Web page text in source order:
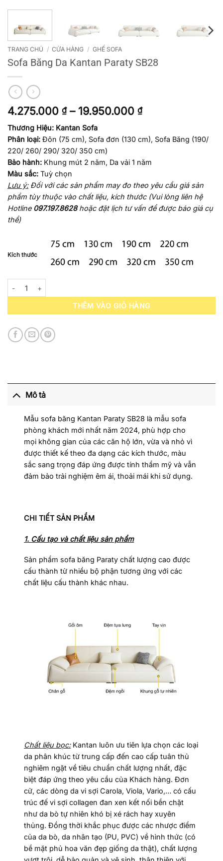
TRANG CHỦ / CỬA HÀNG / GHẾ SOFA
Sofa Băng Da Kantan Paraty SB28
4.275.000 ₫ – 19.950.000 ₫Khoảng
4.275.000 ₫
19.950.000 ₫
Thương Hiệu: Kantan Sofa
Phân loại: Đôn (75 cm), Sofa đơn (130 cm), Sofa Băng (190/
220/ 260/ 290/ 320/ 350 cm)
Bảo hành: Khung mút 2 năm, Da vải 1 năm
Màu sắc: Tuỳ chọn
Lưu ý: Đối với các sản phẩm may đo theo yêu cầu giá sản
phẩm tùy thuộc vào chất liệu, kích thước(Vui lòng liên hệ
Hotline 097.197.8628hoặc đặt lịch tư vấn để được báo giá cụ
thể)
Kích thước
THÊM VÀO GIỎ HÀNG
Mô tả
Mẫu sofa băng Kantan Paraty SB28 là mẫu sofa
phòng khách mới nhất năm 2024, phù hợp cho
mọi không gian của các căn hộ lớn, vừa và nhỏ vì
được thiết kế theo đa dạng các kích thước, màu
sắc sang trọng đáp ứng được tính thẩm mỹ và vẫn
đảm bảo trải nghiệm êm ái, thoải mái khi sử dụng.
CHI TIẾT SẢN PHẨM
1. Cấu tạo và chất liệu sản phẩm
Sản phẩm sofa băng Paraty chất lượng cao được
cấu thành từ nhiều bộ phận tương ứng với các
chất liệu cấu thành khác nhau.
Chất liệu bọc:Kantan luôn ưu tiên lựa chọn các loại
da phân khúc từ trung cấp đến cao cấp tuân thủ
nghiêm ngặt về tiêu chuẩn chất lượng nhất, đặc
biệt đáp ứng theo yêu cầu của Khách hàng. Đơn
cử, các dòng da vi sợi Carola, Viola, Vario,… có cấu
trúc đế vi sợi collagen đan xen kết nối bền chặt
như da bò tự nhiên khó bị xé rách hay xuyên
thủng. Đồng thời khắc phục được các nhược điểm
của da bò, da nhân tạo (PU, PVC) về hình thức (có
bề mặt phủ hoa văn đẹp giống da thật), chất lượng